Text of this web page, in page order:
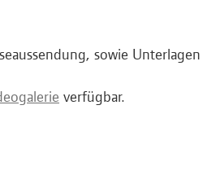
sowie Unterlagen
verfügbar.